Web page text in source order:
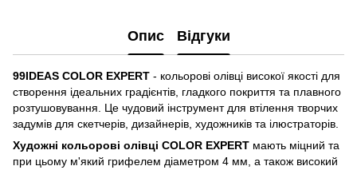
Опис Відгуки
99IDEAS COLOR EXPERT - кольорові олівці високої якості для
створення ідеальних градієнтів, гладкого покриття та плавного
розтушовування. Це чудовий інструмент для втілення творчих
задумів для скетчерів, дизайнерів, художників та ілюстраторів.
Художні кольорові олівці COLOR EXPERT мають міцний та
при цьому м'який грифелем діаметром 4 мм, а також високий